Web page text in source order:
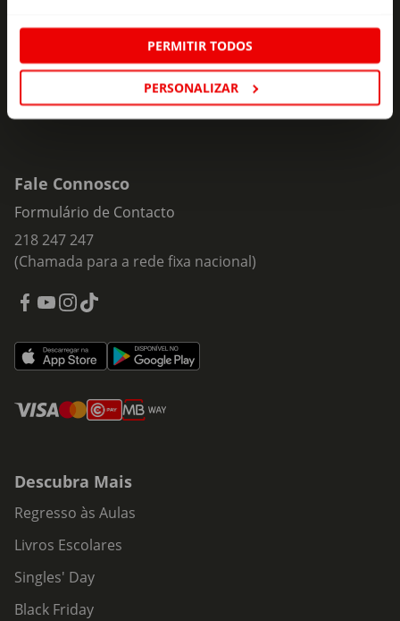
PERMITIR TODOS
PERSONALIZAR
Fale Connosco
Formulário de Contacto
218 247 247
(Chamada para a rede fixa nacional)
Descubra Mais
Regresso às Aulas
Livros Escolares
Singles' Day
Black Friday